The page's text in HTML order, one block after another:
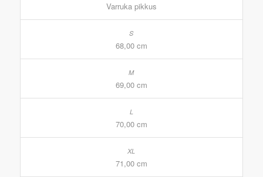
Varruka pikkus
68,00 cm
69,00 cm
70,00 cm
71,00 cm